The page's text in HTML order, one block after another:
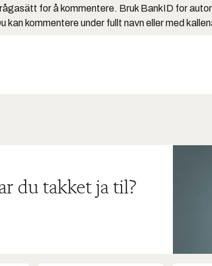
for å kommentere. Bruk BankID for
kan kommentere under fullt navn eller med
du takket ja til?